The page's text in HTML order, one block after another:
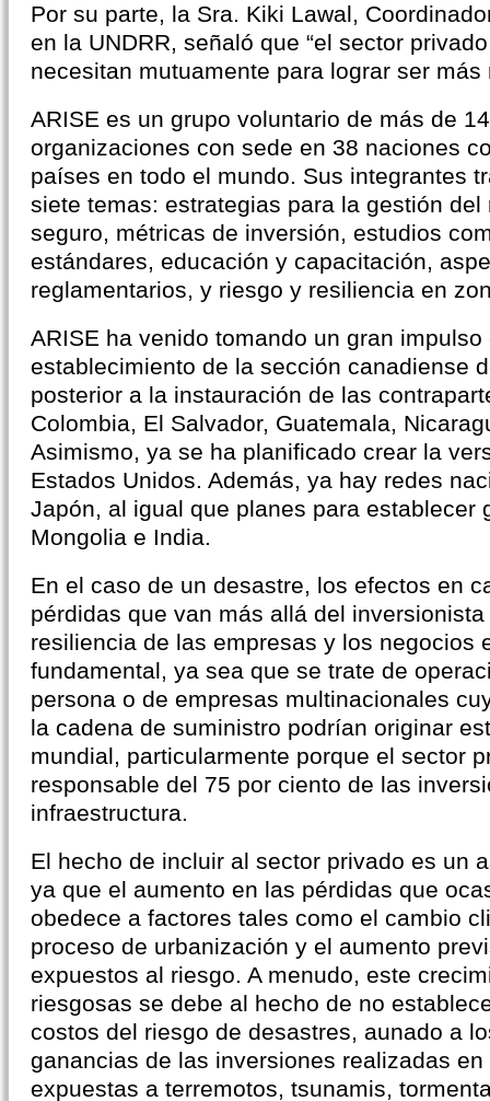
Por su parte, la Sra. Kiki Lawal,
en la UNDRR, señaló que “el sector
necesitan mutuamente para lograr ser más
ARISE es un grupo voluntario de más de
organizaciones con sede en 38 naciones
países en todo el mundo. Sus integrantes
siete temas: estrategias para la gestión
seguro, métricas de inversión, estudios
estándares, educación y capacitación,
reglamentarios, y riesgo y resiliencia en
ARISE ha venido tomando un gran
establecimiento de la sección canadiense
posterior a la instauración de las
Colombia, El Salvador, Guatemala,
Asimismo, ya se ha planificado crear la
Estados Unidos. Además, ya hay redes
Japón, al igual que planes para establecer
Mongolia e India.
En el caso de un desastre, los efectos en
pérdidas que van más allá del
resiliencia de las empresas y los negocios
fundamental, ya sea que se trate de
persona o de empresas multinacionales
la cadena de suministro podrían originar
mundial, particularmente porque el sector
responsable del 75 por ciento de las
infraestructura.
El hecho de incluir al sector privado es un
ya que el aumento en las pérdidas que
obedece a factores tales como el cambio
proceso de urbanización y el aumento
expuestos al riesgo. A menudo, este
riesgosas se debe al hecho de no
costos del riesgo de desastres, aunado a
ganancias de las inversiones realizadas
expuestas a terremotos, tsunamis,